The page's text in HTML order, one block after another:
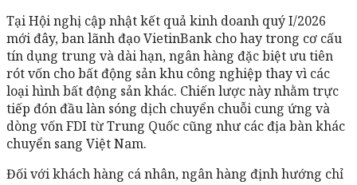
Tại Hội nghị cập nhật kết quả kinh doanh quý I/2026
mới đây, ban lãnh đạo VietinBank cho hay trong cơ cấu
tín dụng trung và dài hạn, ngân hàng đặc biệt ưu tiên
rót vốn cho bất động sản khu công nghiệp thay vì các
loại hình bất động sản khác. Chiến lược này nhằm trực
tiếp đón đầu làn sóng dịch chuyển chuỗi cung ứng và
dòng vốn FDI từ Trung Quốc cũng như các địa bàn khác
chuyển sang Việt Nam.
Đối với khách hàng cá nhân, ngân hàng định hướng chỉ